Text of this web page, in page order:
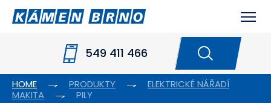
549 411 466
HOME PRODUKTY
ELEKTRICKÉ NÁŘADÍ
MAKITA
PILY